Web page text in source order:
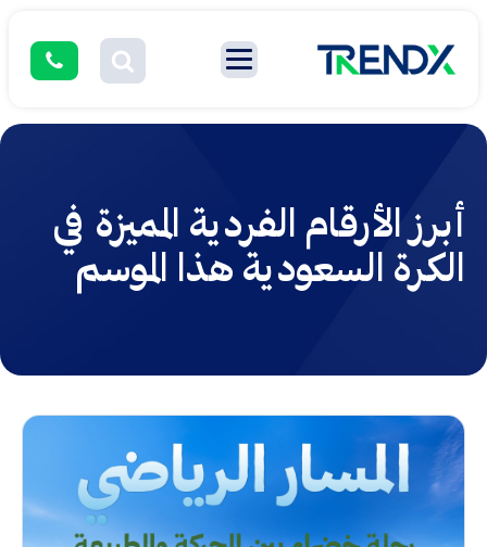
أبرز الأرقام الفردية المميزة في
الكرة السعودية هذا الموسم